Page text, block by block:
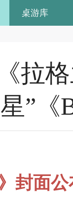
桌游库
《拉
”
封面公